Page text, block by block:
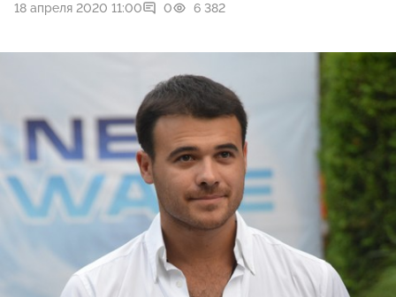
18 апреля 2020 11:00 0 6 382